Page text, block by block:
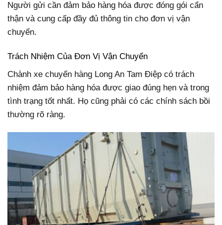
Người gửi cần đảm bảo hàng hóa được đóng gói cẩn
thận và cung cấp đầy đủ thông tin cho đơn vị vận
chuyển.
Trách Nhiệm Của Đơn Vị Vận Chuyển
Chành xe chuyển hàng Long An Tam Điệp có trách
nhiệm đảm bảo hàng hóa được giao đúng hẹn và trong
tình trạng tốt nhất. Họ cũng phải có các chính sách bồi
thường rõ ràng.